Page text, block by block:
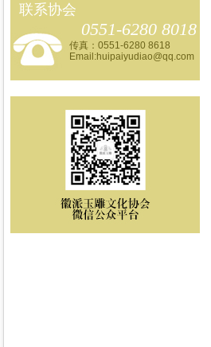
联系协会
0551-6280 8018
传真：0551-6280 8618
Email:huipaiyudiao@qq.com